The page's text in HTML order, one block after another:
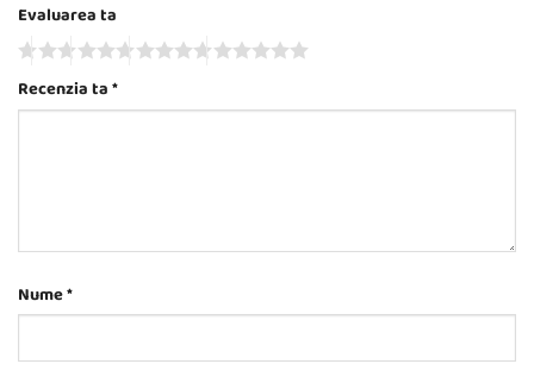
Evaluarea ta
Recenzia ta*
Nume*